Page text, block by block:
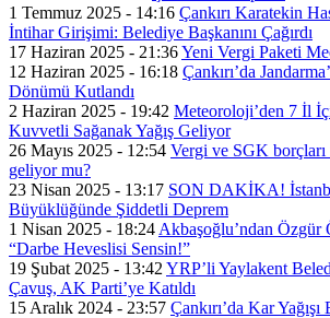
1 Temmuz 2025 - 14:16 Çankırı Karatekin
İntihar Girişimi: Belediye Başkanını Çağırdı
17 Haziran 2025 - 21:36Yeni Vergi Paketi
12 Haziran 2025 - 16:18 Çankırı’da
Dönümü Kutlandı
2 Haziran 2025 - 19:42 Meteoroloji’den 7 İl
Kuvvetli Sağanak Yağış Geliyor
26 Mayıs 2025 - 12:54 Vergi ve SGK borçları
geliyor mu?
23 Nisan 2025 - 13:17 SON DAKİKA!
Büyüklüğünde Şiddetli Deprem
1 Nisan 2025 - 18:24 Akbaşoğlu’ndan Özgür
“Darbe Heveslisi Sensin!”
19 Şubat 2025 - 13:42 YRP’li Yaylakent
Çavuş, AK Parti’ye Katıldı
15 Aralık 2024 - 23:57 Çankırı’da Kar Yağışı